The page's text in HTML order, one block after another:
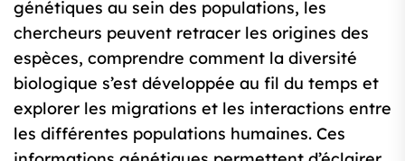
génétiques au sein des populations, les
chercheurs peuvent retracer les origines des
espèces, comprendre comment la diversité
biologique s’est développée au fil du temps et
explorer les migrations et les interactions entre
les différentes populations humaines. Ces